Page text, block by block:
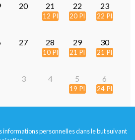
informations personnelles dans le but suivant
20 21 22 23
12 Places20 Places22 Places
27 28 29 30
10 Places21 Places21 Places
3 4 5 6
19 Places24 Places